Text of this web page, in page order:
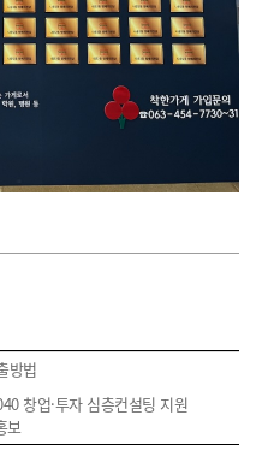
방법
창업·투자 심층컨설팅 지원
보